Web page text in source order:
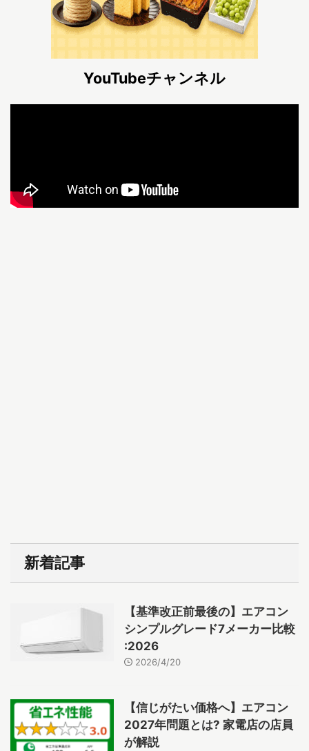
YouTubeチャンネル
新着記事
【基準改正前最後の】エアコン
シンプルグレード7メーカー比較
:2026
2026/4/20
【信じがたい価格へ】エアコン
2027年問題とは? 家電店の店員
が解説